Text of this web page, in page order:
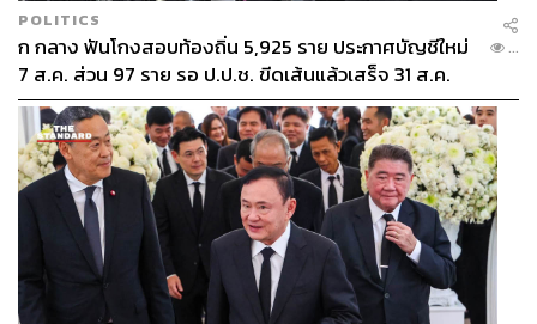
POLITICS
ก กลาง ฟันโกงสอบท้องถิ่น 5,925 ราย ประกาศบัญชีใหม่
7 ส.ค. ส่วน 97 ราย รอ ป.ป.ช. ขีดเส้นแล้วเสร็จ 31 ส.ค.
...